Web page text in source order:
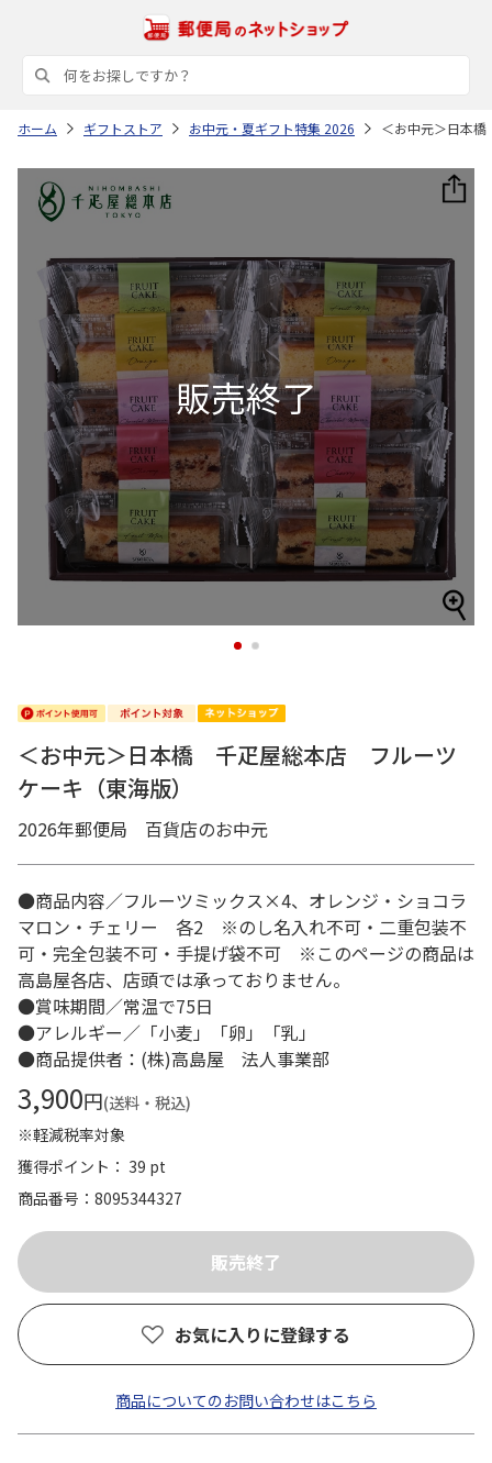
ホーム ギフトストア お中元・夏ギフト特集 2026 ＜お中元＞日本
1 2
＜お中元＞日本橋 千疋屋総本店 フルーツ
ケーキ（東海版）
2026年郵便局 百貨店のお中元
●商品内容／フルーツミックス×4、オレンジ・ショコラ
マロン・チェリー 各2 ※のし名入れ不可・二重包装不
可・完全包装不可・手提げ袋不可 ※このページの商品は
高島屋各店、店頭では承っておりません。
●賞味期間／常温で75日
●アレルギー／「小麦」「卵」「乳」
●商品提供者：(株)高島屋 法人事業部
3,900円(送料・税込)
※軽減税率対象
獲得ポイント： 39 pt
商品番号
8095344327
お気に入りに登録する
商品についてのお問い合わせはこちら